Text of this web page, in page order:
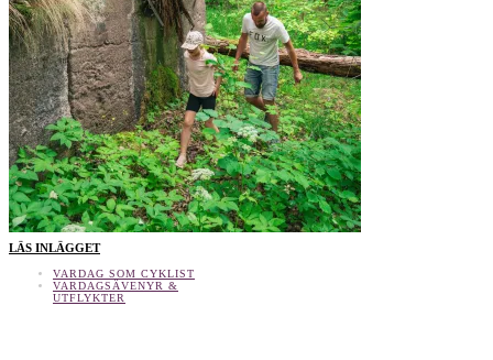
LÄS INLÄGGET
VARDAG SOM CYKLIST
VARDAGSÄVENYR &
UTFLYKTER